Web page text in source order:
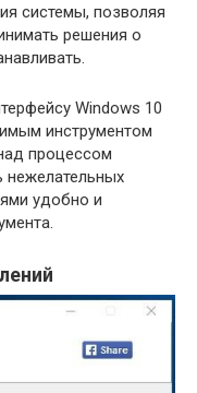
системы, позволяя
решения о
Windows 10
инструментом
процессом
нежелательных
удобно и